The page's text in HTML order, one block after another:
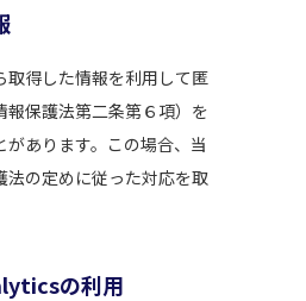
取得した情報を利用して匿
報保護法第二条第６項）を
があります。この場合、当
法の定めに従った対応を取
の利用